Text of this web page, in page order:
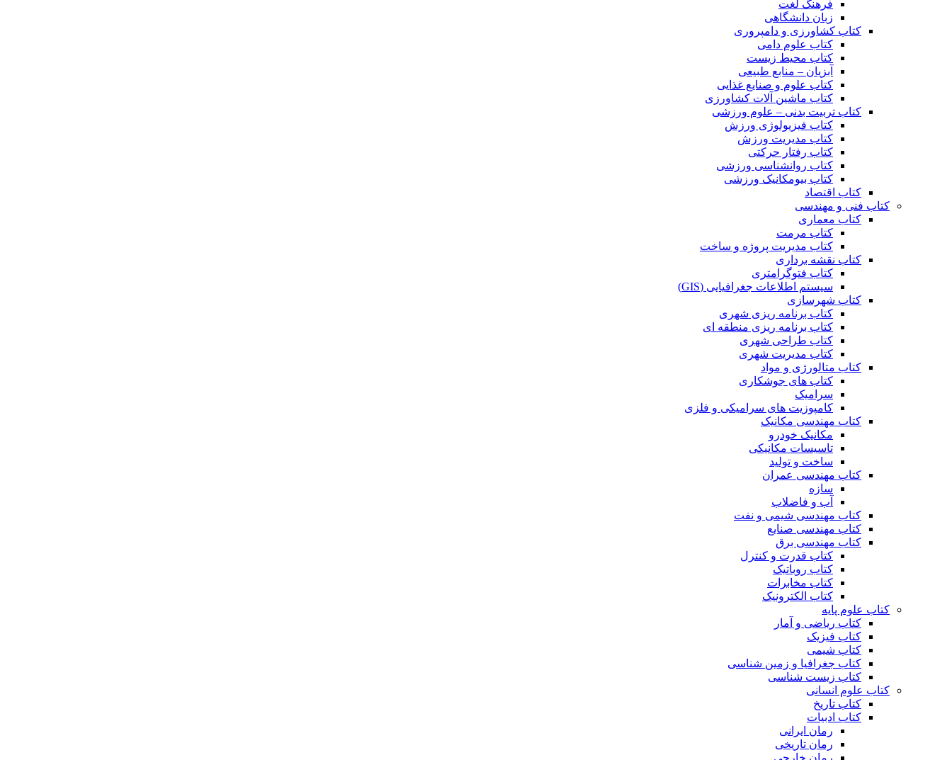
فرهنگ لغت
زبان دانشگاهی
کتاب کشاورزی و دامپروری
کتاب علوم دامی
کتاب محیط زیست
آبزیان – منابع طبیعی
کتاب علوم و صنایع غذایی
کتاب ماشین آلات کشاورزی
کتاب تربیت بدنی – علوم ورزشی
کتاب فیزیولوژی ورزش
کتاب مدیریت ورزش
کتاب رفتار حرکتی
کتاب روانشناسی ورزشی
کتاب بیومکانیک ورزشی
کتاب اقتصاد
کتاب فنی و مهندسی
کتاب معماری
کتاب مرمت
کتاب مدیریت پروژه و ساخت
کتاب نقشه برداری
کتاب فتوگرامتری
سیستم اطلاعات جغرافیایی (GIS)
کتاب شهرسازی
کتاب برنامه ریزی شهری
کتاب برنامه ریزی منطقه ای
کتاب طراحی شهری
کتاب مدیریت شهری
کتاب متالورژی و مواد
کتاب های جوشکاری
سرامیک
کامپوزیت های سرامیکی و فلزی
کتاب مهندسی مکانیک
مکانیک خودرو
تاسیسات مکانیکی
ساخت و تولید
کتاب مهندسی عمران
سازه
آب و فاضلاب
کتاب مهندسی شیمی و نفت
کتاب مهندسی صنایع
کتاب مهندسی برق
کتاب قدرت و کنترل
کتاب روباتیک
کتاب مخابرات
کتاب الکترونیک
کتاب علوم پایه
کتاب ریاضی و آمار
کتاب فیزیک
کتاب شیمی
کتاب جغرافیا و زمین شناسی
کتاب زیست شناسی
کتاب علوم انسانی
کتاب تاریخ
کتاب ادبیات
رمان ایرانی
رمان تاریخی
رمان خارجی